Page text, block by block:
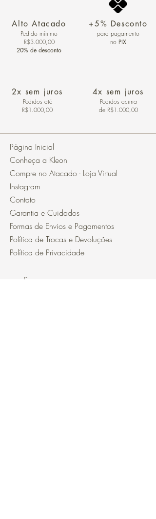
Alto Atacado
Pedido mínimo
R$3.000,00
20% de desconto
2x sem juros
Pedidos até
R$1.000,00
+5% Desconto
para pagamento
no PIX
4x sem juros
Pedidos acima
de R$1.000,00
Página Inicial
Conheça a Kleon
Compre no Atacado - Loja Virtual
Instagram
Contato
Garantia e Cuidados
Formas de Envios e Pagamentos
Política de Trocas e Devoluções
Política de Privacidade
Segurança